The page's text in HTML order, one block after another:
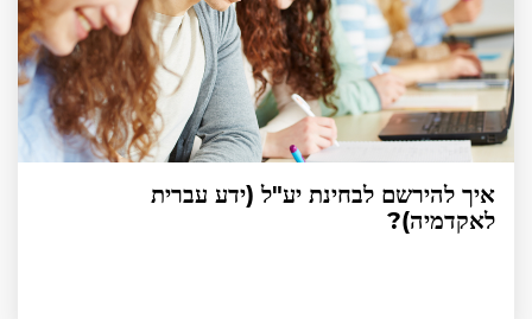
איך להירשם לבחינת יע"ל (ידע עברית
לאקדמיה)?